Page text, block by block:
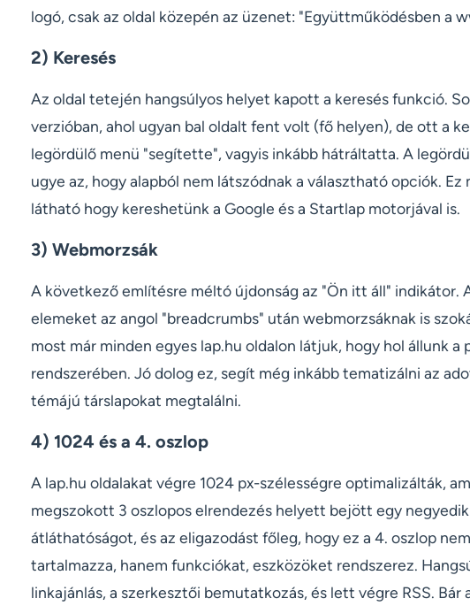
logó, csak az oldal közepén az üzenet: "Együttműködésben a
2) Keresés
Az oldal tetején hangsúlyos helyet kapott a keresés funkció.
verzióban, ahol ugyan bal oldalt fent volt (fő helyen), de ott a
legördülő menü "segítette", vagyis inkább hátráltatta. A
ugye az, hogy alapból nem látszódnak a választható opciók.
látható hogy kereshetünk a Google és a Startlap motorjával is.
3) Webmorzsák
A következő említésre méltó újdonság az "Ön itt áll" indikátor.
elemeket az angol "breadcrumbs" után webmorzsáknak is
most már minden egyes lap.hu oldalon látjuk, hogy hol állunk a
rendszerében. Jó dolog ez, segít még inkább tematizálni az
témájú társlapokat megtalálni.
4) 1024 és a 4. oszlop
A lap.hu oldalakat végre 1024 px-szélességre optimalizálták,
megszokott 3 oszlopos elrendezés helyett bejött egy
átláthatóságot, és az eligazodást főleg, hogy ez a 4. oszlop
tartalmazza, hanem funkciókat, eszközöket rendszerez.
linkajánlás, a szerkesztői bemutatkozás, és lett végre RSS. Bár